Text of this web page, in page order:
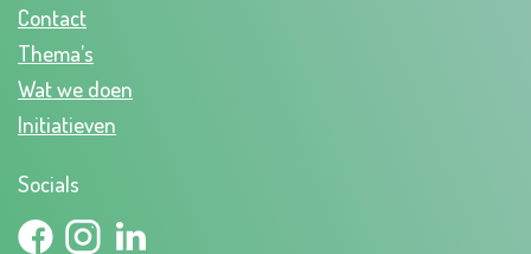
Contact
Thema’s
Wat we doen
Initiatieven
Socials